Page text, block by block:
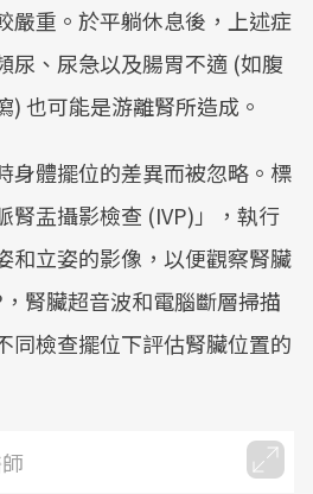
嚴重。於平躺休息後，上述症
尿、尿急以及腸胃不適 (如腹
) 也可能是游離腎所造成。
身體擺位的差異而被忽略。標
腎盂攝影檢查 (IVP)」，執行
和立姿的影像，以便觀察腎臟
腎臟超音波和電腦斷層掃描
同檢查擺位下評估腎臟位置的